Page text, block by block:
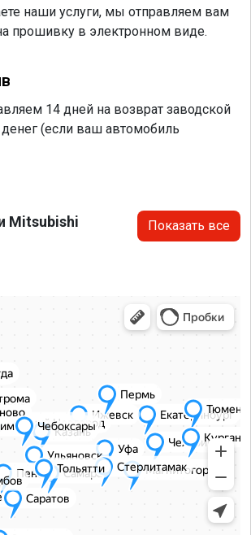
наши услуги, мы отправляем вам
прошивку в электронном виде.
14 дней на возврат заводской
(если ваш автомобиль
Mitsubishi Показать все